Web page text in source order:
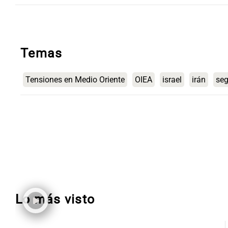
Temas
Tensiones en Medio Oriente OIEA israel irán
Lo más visto